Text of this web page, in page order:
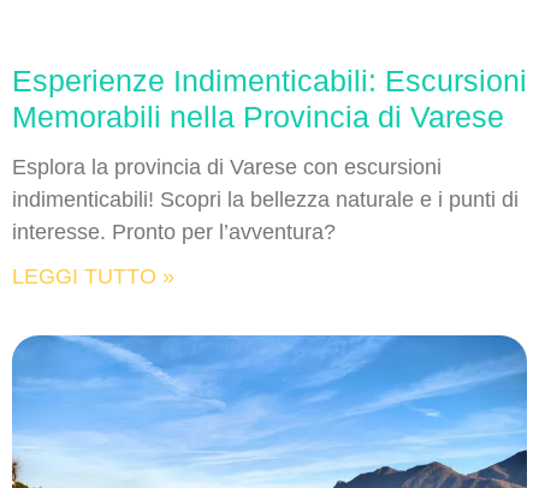
Esperienze Indimenticabili: Escursioni
Memorabili nella Provincia di Varese
Esplora la provincia di Varese con escursioni
indimenticabili! Scopri la bellezza naturale e i punti di
interesse. Pronto per l’avventura?
LEGGI TUTTO »